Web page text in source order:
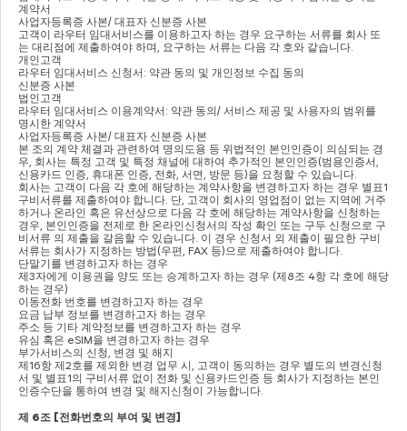
계약서
사업자등록증 사본/ 대표자 신분증 사본
고객이 라우터 임대서비스를 이용하고자 하는 경우 요구하는 서류를 회사 또
는 대리점에 제출하여야 하며
요구하는 서류는 다음 각 호와 같습니다
개인고객
라우터 임대서비스 신청서: 약관 동의 및 개인정보 수집 동의
신분증 사본
법인고객
라우터 임대서비스 이용계약서: 약관 동의/ 서비스 제공 및 사용자의 범위를
명시한 계약서
사업자등록증 사본/ 대표자 신분증 사본
본 조의 계약 체결과 관련하여 명의도용 등 위법적인 본인인증이 의심되는 경
우 회사는 특정 고객 및 특정 채널에 대하여 추가적인 본인인증(범용인증서
신용카드 인증 휴대폰 인증 전화 서면 방문 등)을 요청할 수 있습니다
회사는 고객이 다음 각 호에 해당하는 계약사항을 변경하고자 하는 경우 별표
구비서류를 제출하여야 합니다 단 고객이 회사의 영업점이 없는 지역에 거주
하거나 온라인 혹은 유선상으로 다음 각 호에 해당하는 계약사항을 신청하는
경우 본인인증을 전제로 한 온라인신청서의 작성 확인 또는 구두 신청으로 구
비서류 의 제출을 갈음할 수 있습니다 이 경우 신청서 외 제출이 필요한 구비
서류는 회사가 지정하는 방법(우편 , FAX 등) 으로 제출하여야 합니다
단말기를 변경하고자 하는 경우
제3자에게 이용권을 양도 또는 승계하고자 하는 경우 (제8조 4항 각 호에 해당
하는 경우)
이동전화 번호를 변경하고자 하는 경우
요금 납부 정보를 변경하고자 하는 경우
주소 등 기타 계약정보를 변경하고자 하는 경우
유심 혹은 eSIM을 변경하고자 하는 경우
부가서비스의 신청 변경 및 해지
제16항 제2호를 제외한 변경 업무 시
고객이 동의하는 경우 별도의 변경신청
서 및 별표1의 구비서류 없이 전화 및 신용카드인증 등 회사가 지정하는 본인
인증수단을 통하여 변경 및 해지신청이 가능합니다
제 6조 [전화번호의 부여 및 변경]